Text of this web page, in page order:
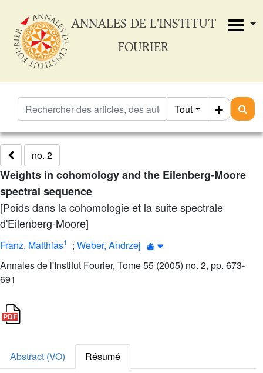
ANNALES DE L'INSTITUT
FOURIER
Tout
no. 2
Weights in cohomology and the Eilenberg-Moore
spectral sequence
[Poids dans la cohomologie et la suite spectrale
d'Eilenberg-Moore]
Franz, Matthias1 ; Weber, Andrzej
Annales de l'Institut Fourier, Tome 55 (2005) no. 2, pp. 673-
691
Abstract (VO)
Résumé